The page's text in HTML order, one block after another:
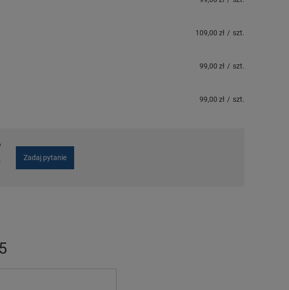
109,00 zł / szt.
99,00 zł / szt.
99,00 zł / szt.
Zadaj pytanie